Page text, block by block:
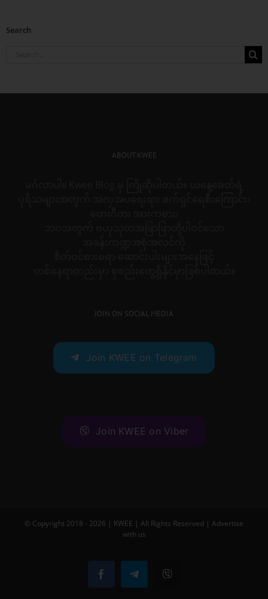
Search
ABOUT KWEE
JOIN ON SOCIAL MEDIA
Join KWEE on Telegram
Join KWEE on Viber
© Copyright 2018 - 2026 | KWEE | All Rights Reserved | Advertise
with us
FacebookTelegramViber